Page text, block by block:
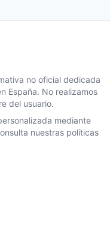
no oficial dedicada
España. No realizamos
del usuario.
mediante
nuestras políticas